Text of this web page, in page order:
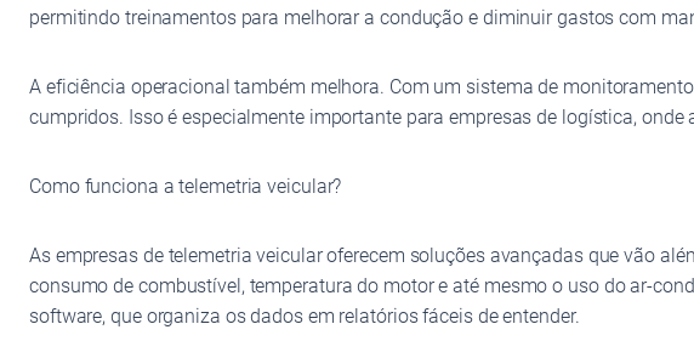
permitindo treinamentos para melhorar a condução e diminuir gastos com
A eficiência operacional também melhora. Com um sistema de
cumpridos. Isso é especialmente importante para empresas de logística,
Como funciona a telemetria veicular?
As empresas de telemetria veicular oferecem soluções avançadas que vão
consumo de combustível, temperatura do motor e até mesmo o uso do ar-
software, que organiza os dados em relatórios fáceis de entender.